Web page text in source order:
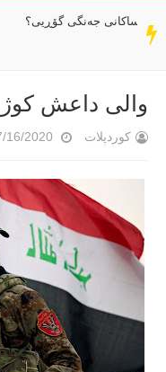
سەر
دێڕ
وێرانی
والی داعش
کوردپلات 7/16/2020